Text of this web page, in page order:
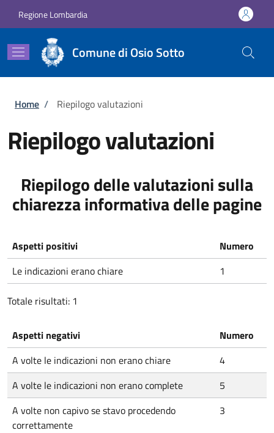
Regione Lombardia
Comune di Osio Sotto
Briciole di pane
Home / Riepilogo valutazioni
Riepilogo valutazioni
Riepilogo delle valutazioni sulla
chiarezza informativa delle pagine
Aspetti positivi
Numero
Le indicazioni erano chiare
1
Totale risultati: 1
Aspetti negativi
Numero
A volte le indicazioni non erano chiare
4
A volte le indicazioni non erano complete
5
A volte non capivo se stavo procedendo
correttamente
3